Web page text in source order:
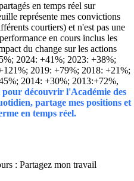
en temps réel sur
représente mes convictions
courtiers) et n'est pas une
en cours inclus les
du change sur les actions
2024: +41%; 2023: +38%;
2019: +79%; 2018: +21%;
2014: +30%; 2013:+72%,
découvrir l'Académie des
partage mes positions et
en temps réel.
: Partagez mon travail